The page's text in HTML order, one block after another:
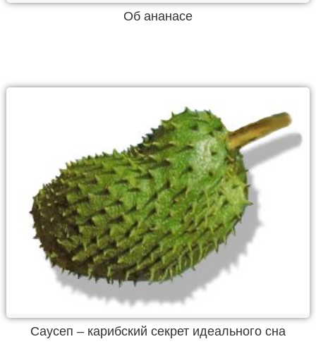
Об ананасе
Саусеп – карибский секрет идеального сна